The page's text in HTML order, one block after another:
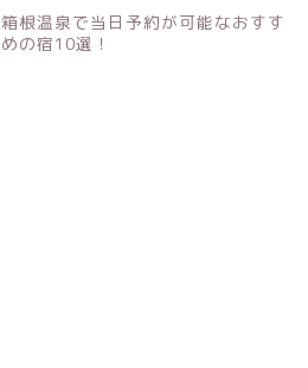
箱根温泉で当日予約が可能なおすす
めの宿10選！